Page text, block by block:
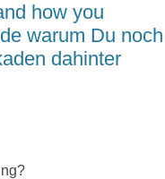
how you
warum Du noch
dahinter